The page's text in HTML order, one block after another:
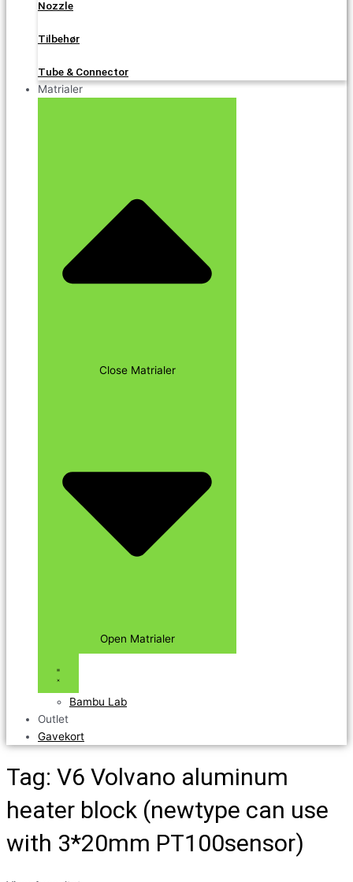
Nozzle
Tilbehør
Tube & Connector
Matrialer
Close Matrialer
Open Matrialer
Bambu Lab
Outlet
Gavekort
Tag: V6 Volvano aluminum
heater block (newtype can use
with 3*20mm PT100sensor)